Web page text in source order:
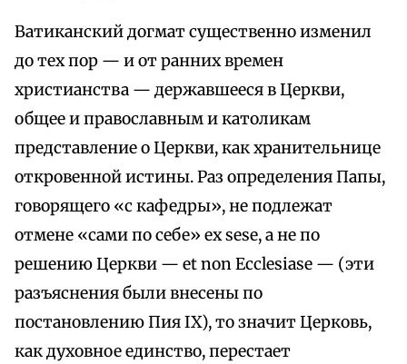
Ватиканский догмат существенно изменил
до тех пор — и от ранних времен
христианства — державшееся в Церкви,
общее и православным и католикам
представление о Церкви, как хранительнице
откровенной истины. Раз определения Папы,
говорящего «с кафедры», не подлежат
отмене «сами по себе» ex sese, а не по
решению Церкви — et non Ecclesiase — (эти
разъяснения были внесены по
постановлению Пия IX), то значит Церковь,
как духовное единство, перестает